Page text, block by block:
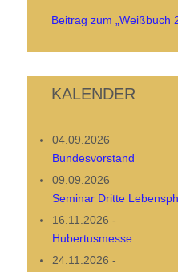
Beitrag zum „Weißbuch
KALENDER
04.09.2026
Bundesvorstand
09.09.2026
Seminar Dritte
16.11.2026 -
Hubertusmesse
24.11.2026 -